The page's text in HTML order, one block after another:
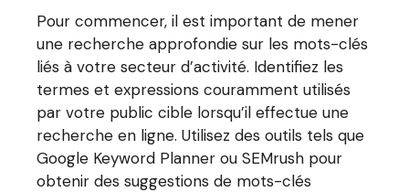
Pour commencer, il est important de mener
une recherche approfondie sur les mots-clés
liés à votre secteur d’activité. Identifiez les
termes et expressions couramment utilisés
par votre public cible lorsqu’il effectue une
recherche en ligne. Utilisez des outils tels que
Google Keyword Planner ou SEMrush pour
obtenir des suggestions de mots-clés